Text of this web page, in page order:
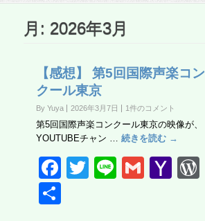
月: 2026年3月
【感想】 第5回国際声楽コン
クール東京
By Yuya 2026年3月7日 1件のコメント
第5回国際声楽コンクール東京の映像が、
YOUTUBEチャン …続きを読む →
F
T
Li
G
Y